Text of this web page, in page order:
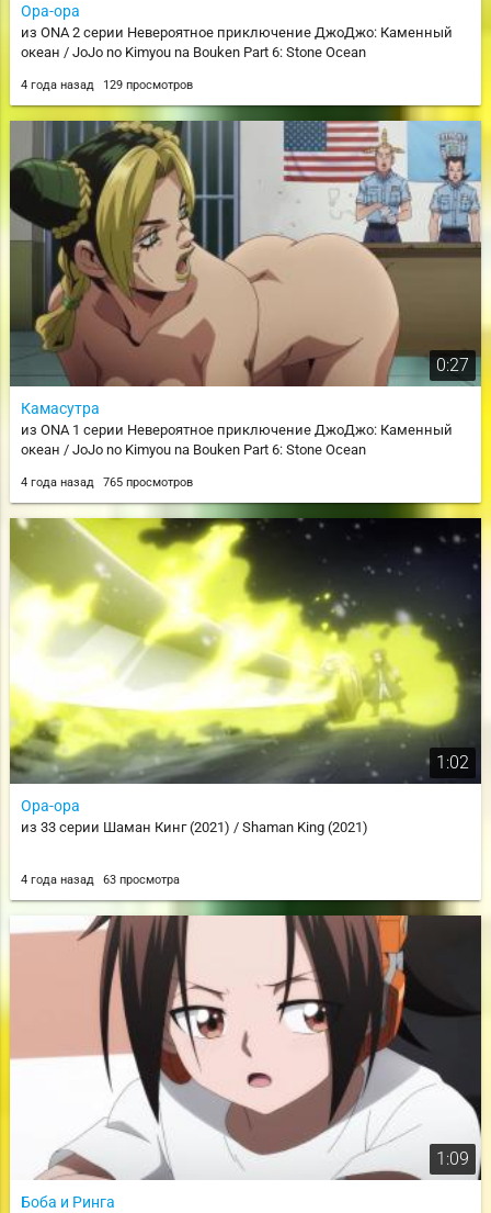
Ора-ора
из ONA 2 серии Невероятное приключение ДжоДжо: Каменный
океан / JoJo no Kimyou na Bouken Part 6: Stone Ocean
4 года назад 129 просмотров
0:27
Камасутра
из ONA 1 серии Невероятное приключение ДжоДжо: Каменный
океан / JoJo no Kimyou na Bouken Part 6: Stone Ocean
4 года назад 765 просмотров
1:02
Ора-ора
из 33 серии Шаман Кинг (2021) / Shaman King (2021)
4 года назад 63 просмотра
1:09
Боба и Ринга